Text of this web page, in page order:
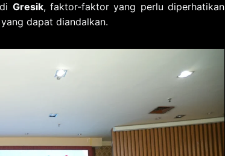
Gresik, faktor-faktor yang perlu diperhatikan
dapat diandalkan.